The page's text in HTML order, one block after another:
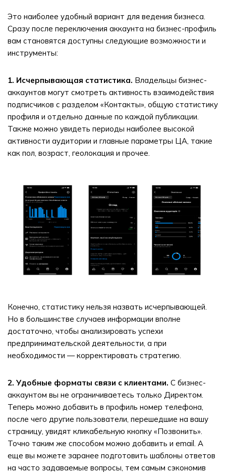
Это наиболее удобный вариант для ведения бизнеса.
Сразу после переключения аккаунта на бизнес-профиль
вам становятся доступны следующие возможности и
инструменты:
1. Исчерпывающая статистика. Владельцы бизнес-
аккаунтов могут смотреть активность взаимодействия
подписчиков с разделом «Контакты», общую статистику
профиля и отдельно данные по каждой публикации.
Также можно увидеть периоды наиболее высокой
активности аудитории и главные параметры ЦА, такие
как пол, возраст, геолокация и прочее.
Конечно, статистику нельзя назвать исчерпывающей.
Но в большинстве случаев информации вполне
достаточно, чтобы анализировать успехи
предпринимательской деятельности, а при
необходимости — корректировать стратегию.
2. Удобные форматы связи с клиентами. С бизнес-
аккаунтом вы не ограничиваетесь только Директом.
Теперь можно добавить в профиль номер телефона,
после чего другие пользователи, перешедшие на вашу
страницу, увидят кликабельную кнопку «Позвонить».
Точно таким же способом можно добавить и email. А
еще вы можете заранее подготовить шаблоны ответов
на часто задаваемые вопросы, тем самым сэкономив